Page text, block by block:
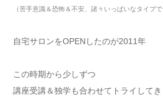
（苦手意識＆恐怖＆不安、諸々いっぱいなタイプ
自宅サロンをOPENしたのが2011年
この時期から少しずつ
講座受講＆独学も合わせてトライしてき